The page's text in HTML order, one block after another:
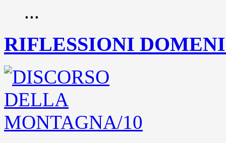
...
RIFLESSIONI